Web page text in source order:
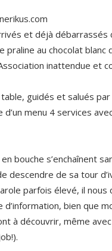
et déjà débarrassés
praline au chocolat
inattendue et
guidés et salués
d’un menu 4 services
bouche s’enchaînent
descendre de sa tour
parfois élevé, il
d’information, bien que
à découvrir, même